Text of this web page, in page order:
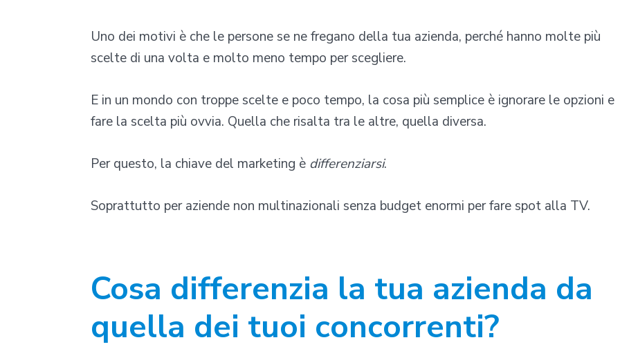
Uno dei motivi è che le persone se ne fregano della tua azienda, perché hanno molte più
scelte di una volta e molto meno tempo per scegliere.
E in un mondo con troppe scelte e poco tempo, la cosa più semplice è ignorare le opzioni e
fare la scelta più ovvia. Quella che risalta tra le altre, quella diversa.
Per questo, la chiave del marketing è differenziarsi.
Soprattutto per aziende non multinazionali senza budget enormi per fare spot alla TV.
Cosa differenzia la tua azienda da
quella dei tuoi concorrenti?